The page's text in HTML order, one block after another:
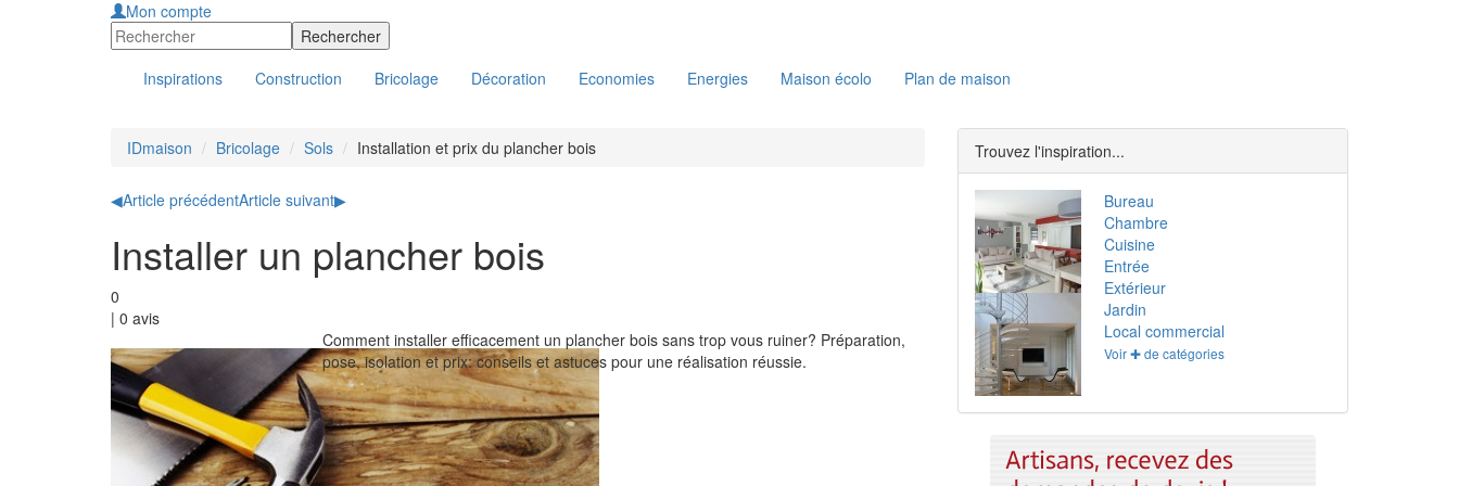
Mon compte
Inspirations Construction Bricolage Décoration Economies Energies Maison écolo Plan de maison
IDmaison Bricolage Sols Installation et prix du plancher bois
◀Article précédentArticle suivant▶
Installer un plancher bois
0
| 0 avis
Comment installer efficacement un plancher bois sans trop vous ruiner? Préparation,
pose, isolation et prix: conseils et astuces pour une réalisation réussie.
Trouvez l'inspiration...
Bureau
Chambre
Cuisine
Entrée
Extérieur
Jardin
Local commercial
Voir ✚ de catégories